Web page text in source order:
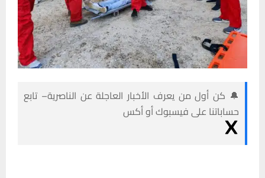
🔔 كن أول من يعرف الأخبار العاجلة عن الناصرية– تابع
حساباتنا على فيسبوك أو أكس